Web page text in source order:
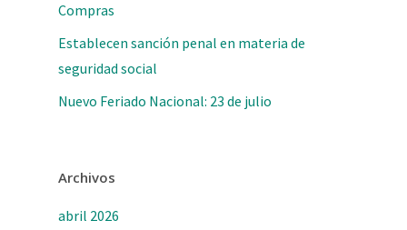
Compras
Establecen sanción penal en materia de
seguridad social
Nuevo Feriado Nacional: 23 de julio
Archivos
abril 2026